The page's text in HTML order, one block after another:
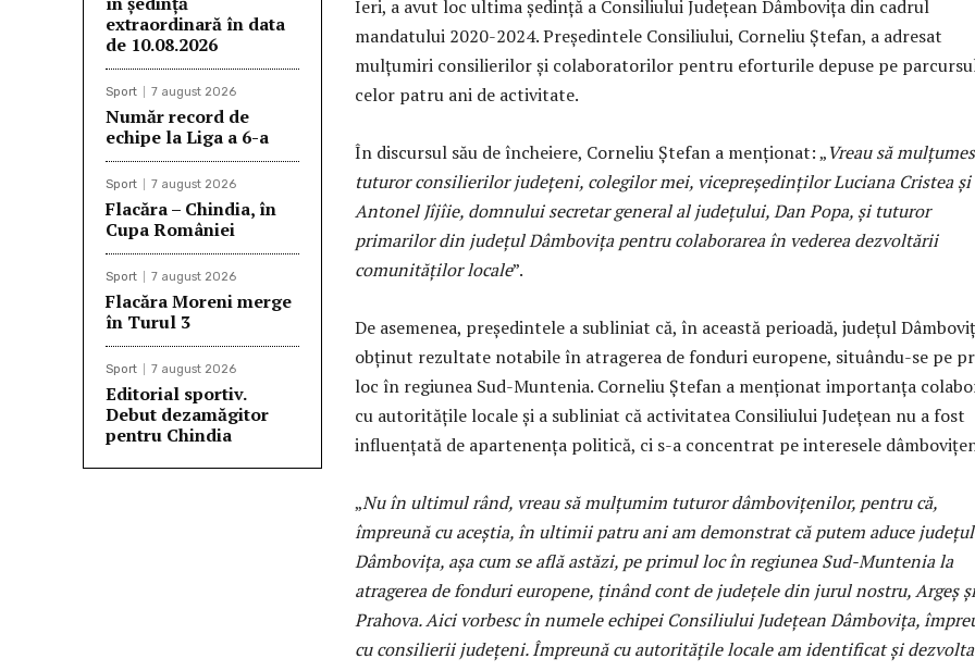
extraordinară în data
de 10.08.2026
Sport 7 august 2026
Număr record de
echipe la Liga a 6-a
Sport 7 august 2026
Flacăra – Chindia, în
Cupa României
Sport 7 august 2026
Flacăra Moreni merge
în Turul 3
Sport 7 august 2026
Editorial sportiv.
Debut dezamăgitor
pentru Chindia
Ieri, a avut loc ultima ședință a Consiliului Județean Dâmbovița din cadrul
mandatului 2020-2024. Președintele Consiliului, Corneliu Ștefan, a adresat
mulțumiri consilierilor și colaboratorilor pentru eforturile depuse pe
celor patru ani de activitate.
În discursul său de încheiere, Corneliu Ștefan a menționat: „Vreau să
tuturor consilierilor județeni, colegilor mei, vicepreședinților Luciana Cristea și
Antonel Jîjîie, domnului secretar general al județului, Dan Popa, și tuturor
primarilor din județul Dâmbovița pentru colaborarea în vederea dezvoltării
comunităților locale”.
De asemenea, președintele a subliniat că, în această perioadă, județul
obținut rezultate notabile în atragerea de fonduri europene, situându-se pe
loc în regiunea Sud-Muntenia. Corneliu Ștefan a menționat importanța
cu autoritățile locale și a subliniat că activitatea Consiliului Județean nu a fost
influențată de apartenența politică, ci s-a concentrat pe interesele
„Nu în ultimul rând, vreau să mulțumim tuturor dâmbovițenilor, pentru că,
împreună cu aceștia, în ultimii patru ani am demonstrat că putem aduce județul
Dâmbovița, așa cum se află astăzi, pe primul loc în regiunea Sud-Muntenia la
atragerea de fonduri europene, ținând cont de județele din jurul nostru, Argeș și
Prahova. Aici vorbesc în numele echipei Consiliului Județean Dâmbovița,
cu consilierii județeni. Împreună cu autoritățile locale am identificat și